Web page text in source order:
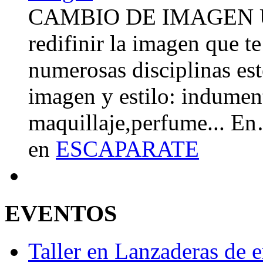
CAMBIO DE IMAGEN
redifinir la imagen que
numerosas disciplinas
imagen y estilo:
maquillaje,perfume...
en ESCAPARATE
EVENTOS
Taller en Lanzaderas de